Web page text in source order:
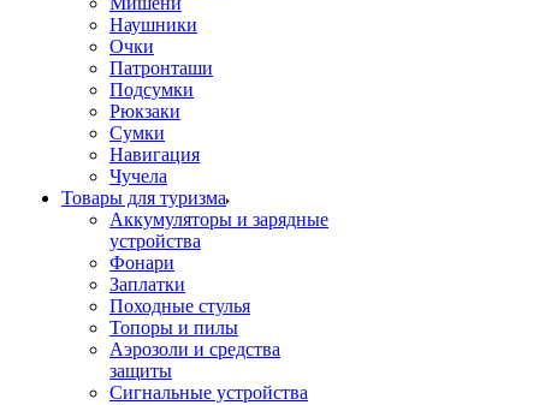
Наушники
Очки
Патронташи
Подсумки
Рюкзаки
Сумки
Навигация
Чучела
Товары для туризма
Аккумуляторы и зарядные
устройства
Фонари
Заплатки
Походные стулья
Топоры и пилы
Аэрозоли и средства
защиты
Сигнальные устройства